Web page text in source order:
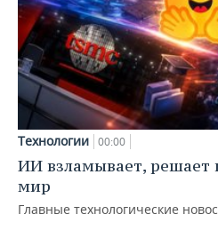
Технологии 00:00
ИИ взламывает, решает
мир
Главные технологические